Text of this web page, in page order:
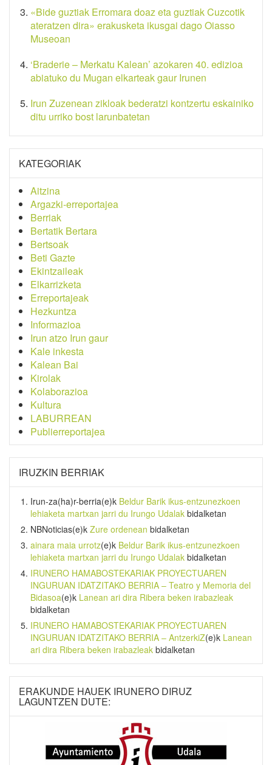
«Bide guztiak Erromara doaz eta guztiak Cuzcotik
ateratzen dira» erakusketa ikusgai dago Oiasso
Museoan
‘Braderie – Merkatu Kalean’ azokaren 40. edizioa
abiatuko du Mugan elkarteak gaur Irunen
Irun Zuzenean zikloak bederatzi kontzertu eskainiko
ditu urriko bost larunbatetan
KATEGORIAK
Aitzina
Argazki-erreportajea
Berriak
Bertatik Bertara
Bertsoak
Beti Gazte
Ekintzaileak
Elkarrizketa
Erreportajeak
Hezkuntza
Informazioa
Irun atzo Irun gaur
Kale inkesta
Kalean Bai
Kirolak
Kolaborazioa
Kultura
LABURREAN
Publierreportajea
IRUZKIN BERRIAK
Irun-za(ha)r-berria(e)k Beldur Barik ikus-entzunezkoen
lehiaketa martxan jarri du Irungo Udalak bidalketan
NBNoticias(e)k Zure ordenean bidalketan
ainara maia urrotz(e)k Beldur Barik ikus-entzunezkoen
lehiaketa martxan jarri du Irungo Udalak bidalketan
IRUNERO HAMABOSTEKARIAK PROYECTUAREN
INGURUAN IDATZITAKO BERRIA – Teatro y Memoria del
Bidasoa(e)k Lanean ari dira Ribera beken irabazleak
bidalketan
IRUNERO HAMABOSTEKARIAK PROYECTUAREN
INGURUAN IDATZITAKO BERRIA – AntzerkiZ(e)k Lanean
ari dira Ribera beken irabazleak bidalketan
ERAKUNDE HAUEK IRUNERO DIRUZ
LAGUNTZEN DUTE: